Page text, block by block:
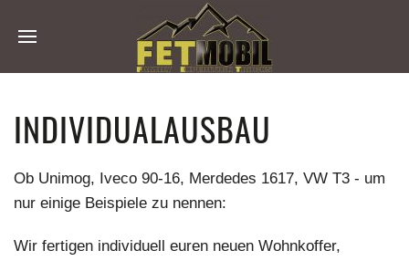
INDIVIDUALAUSBAU
Ob Unimog, Iveco 90-16, Merdedes 1617, VW T3 - um
nur einige Beispiele zu nennen:
Wir fertigen individuell euren neuen Wohnkoffer,